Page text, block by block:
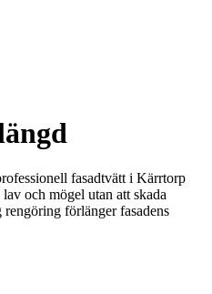
fasadtvätt i Kärrtorp
och mögel utan att skada
förlänger fasadens